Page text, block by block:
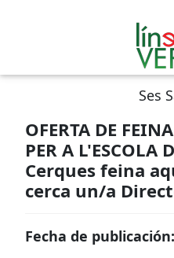
Ses
OFERTA DE
PER A L'ESCOLA
Cerques feina
cerca un/a
Fecha de publicación: